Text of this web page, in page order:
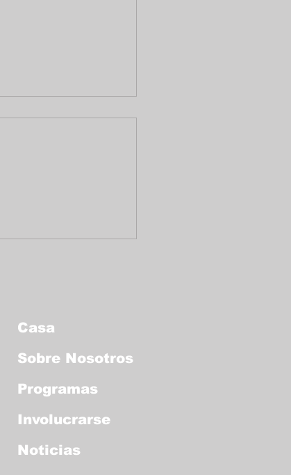
Casa
Sobre Nosotros
Programas
Involucrarse
Noticias